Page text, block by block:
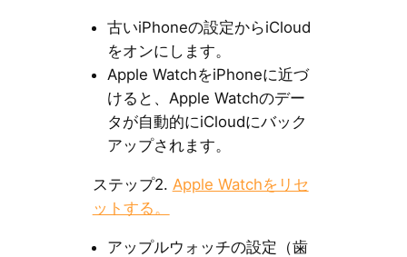
古いiPhoneの設定からiCloud
をオンにします。
Apple WatchをiPhoneに近づ
けると、Apple Watchのデー
タが自動的にiCloudにバック
アップされます。
ステップ2. Apple Watchをリセ
ットする。
アップルウォッチの設定（歯